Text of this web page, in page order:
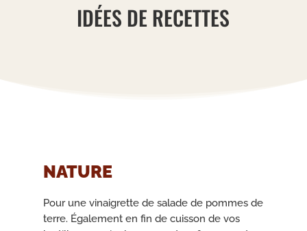
IDÉES DE RECETTES
NATURE
Pour une vinaigrette de salade de pommes de
terre. Également en fin de cuisson de vos